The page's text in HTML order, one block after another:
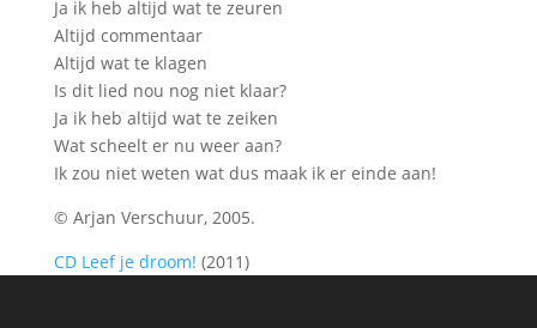
Ja ik heb altijd wat te zeuren
Altijd commentaar
Altijd wat te klagen
Is dit lied nou nog niet klaar?
Ja ik heb altijd wat te zeiken
Wat scheelt er nu weer aan?
Ik zou niet weten wat dus maak ik er einde aan!
© Arjan Verschuur, 2005.
CD Leef je droom! (2011)